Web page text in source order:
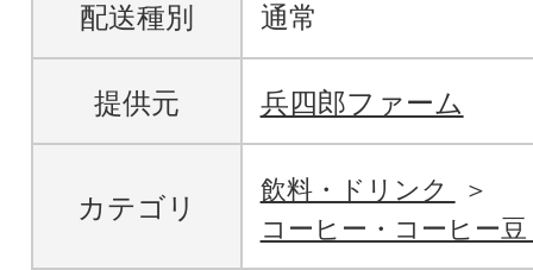
配送種別 通常
提供元 兵四郎ファーム
カテゴリ
飲料・ドリンク
コーヒー・コーヒー豆